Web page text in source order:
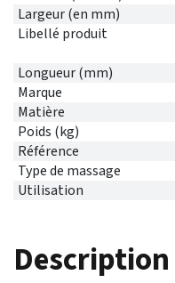
Largeur (en mm)
Libellé produit
Longueur (mm)
Marque
Matière
Poids (kg)
Référence
Type de massage
Utilisation